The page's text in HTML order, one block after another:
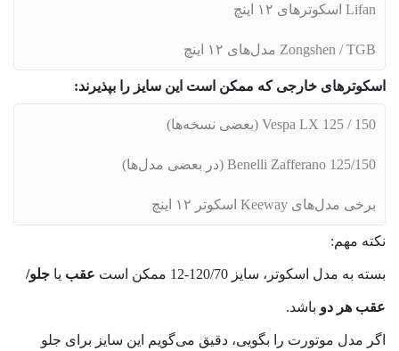
Lifan اسکوترهای ۱۲ اینچ
Zongshen / TGB مدل‌های ۱۲ اینچ
اسکوترهای خارجی که ممکن است این سایز را بپذیرند:
Vespa LX 125 / 150 (بعضی نسخه‌ها)
Benelli Zafferano 125/150 (در بعضی مدل‌ها)
برخی مدل‌های Keeway اسکوتر ۱۲ اینچ
نکته مهم:
بسته به مدل اسکوتر، سایز 120/70‑12 ممکن است عقب یا جلو/
عقب هر دو باشد.
اگر مدل موتورت را بگویی، دقیق می‌گویم این سایز برای جلو